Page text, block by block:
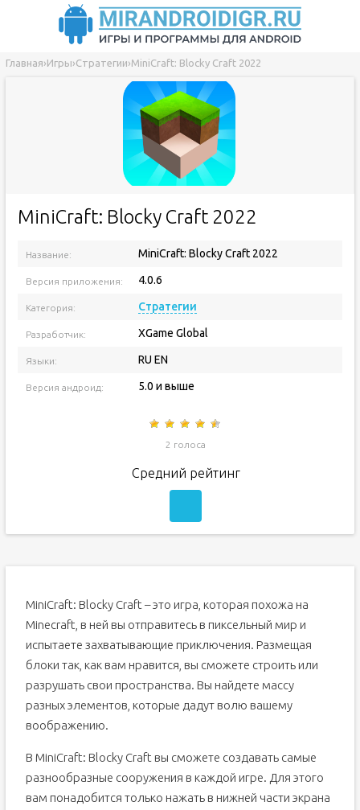
Главная›Игры›Стратегии›MiniCraft: Blocky Craft 2022
MiniCraft: Blocky Craft 2022
Название: MiniCraft: Blocky Craft 2022
Версия приложения: 4.0.6
Категория: Стратегии
Разработчик: XGame Global
Языки: RU EN
Версия андроид: 5.0 и выше
2 голоса
Средний рейтинг
MiniCraft: Blocky Craft – это игра, которая похожа на
Minecraft, в ней вы отправитесь в пиксельный мир и
испытаете захватывающие приключения. Размещая
блоки так, как вам нравится, вы сможете строить или
разрушать свои пространства. Вы найдете массу
разных элементов, которые дадут волю вашему
воображению.
В MiniCraft: Blocky Craft вы сможете создавать самые
разнообразные сооружения в каждой игре. Для этого
вам понадобится только нажать в нижней части экрана